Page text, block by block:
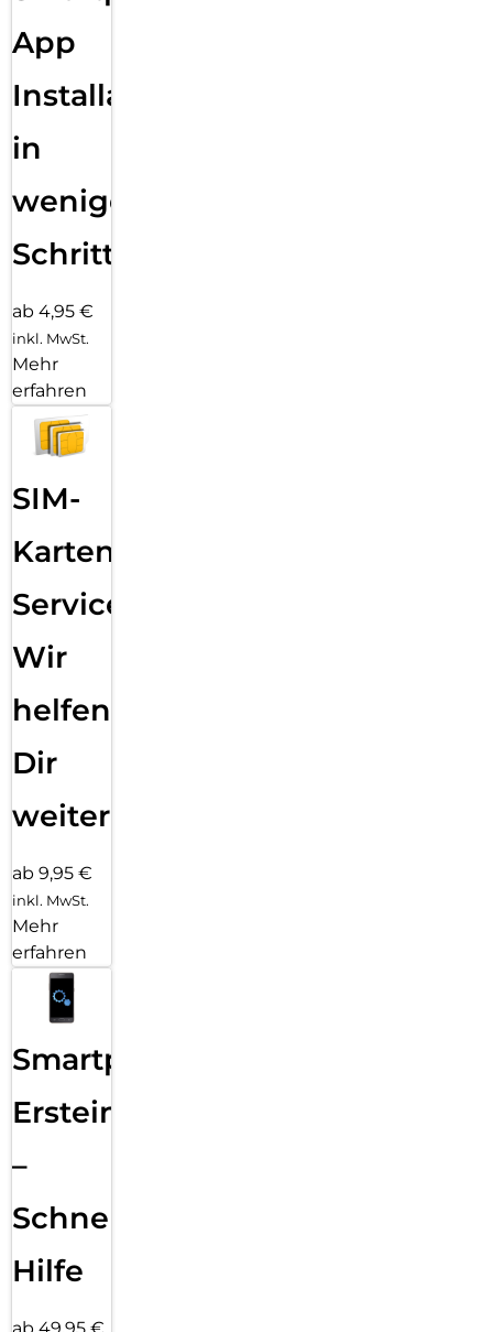
App
Installation
in
wenigen
Schritten
ab 4,95 €
inkl. MwSt.
Mehr
erfahren
SIM-
Karten
Service:
Wir
helfen
Dir
weiter
ab 9,95 €
inkl. MwSt.
Mehr
erfahren
Smartphone
Ersteinrichtung
–
Schnelle
Hilfe